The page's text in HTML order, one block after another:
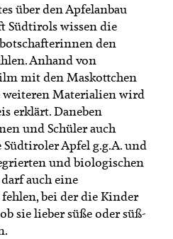
über den Apfelanbau
Südtirols wissen die
den
Anhand von
mit den Maskottchen
Materialien wird
erklärt. Daneben
und Schüler auch
Apfel g.g.A. und
und biologischen
auch eine
bei der die Kinder
sie lieber süße oder süß-